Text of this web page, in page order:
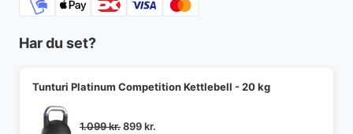
Har du set?
Tunturi Platinum Competition Kettlebell - 20 kg
1.099kr.Den
899kr.